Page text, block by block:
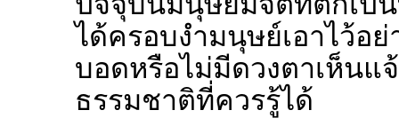
ได้ครอบงำมนุษย์เอาไ
บอดหรือไม่มีดวงตาเห็น
ธรรมชาติที่ควรรู้ได้